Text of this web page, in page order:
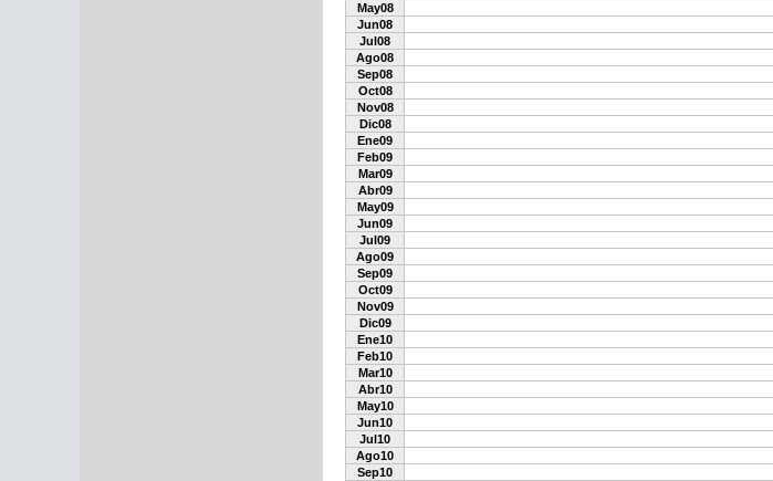
May08
Jun08
Jul08
Ago08
Sep08
Oct08
Nov08
Dic08
Ene09
Feb09
Mar09
Abr09
May09
Jun09
Jul09
Ago09
Sep09
Oct09
Nov09
Dic09
Ene10
Feb10
Mar10
Abr10
May10
Jun10
Jul10
Ago10
Sep10